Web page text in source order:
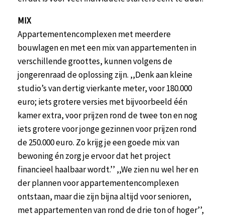
MIX
Appartementencomplexen met meerdere
bouwlagen en met een mix van appartementen in
verschillende groottes, kunnen volgens de
jongerenraad de oplossing zijn. ,,Denk aan kleine
studio’s van dertig vierkante meter, voor 180.000
euro; iets grotere versies met bijvoorbeeld één
kamer extra, voor prijzen rond de twee ton en nog
iets grotere voor jonge gezinnen voor prijzen rond
de 250.000 euro. Zo krijg je een goede mix van
bewoning én zorg je ervoor dat het project
financieel haalbaar wordt.’’ ,,We zien nu wel her en
der plannen voor appartementencomplexen
ontstaan, maar die zijn bijna altijd voor senioren,
met appartementen van rond de drie ton of hoger’’,